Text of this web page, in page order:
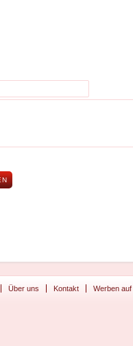
Über uns Kontakt Werben